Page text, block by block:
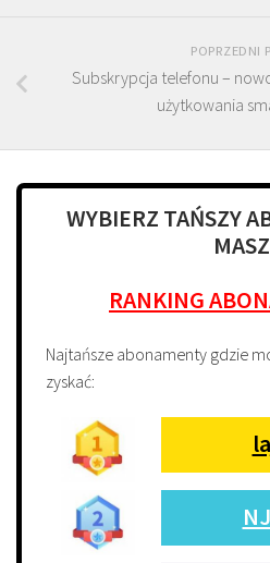
POPRZEDNI
Subskrypcja telefonu –
użytkowania
WYBIERZ TAŃSZY
RANKING
Najtańsze abonamenty gdzie
zyskać: